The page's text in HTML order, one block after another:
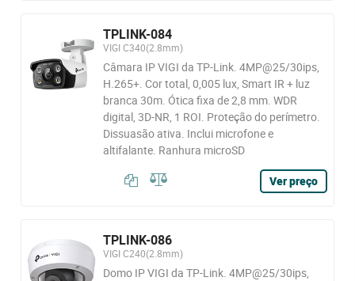
TPLINK-084
VIGI C340(2.8mm)
Câmara IP VIGI da TP-Link. 4MP@25/30ips,
H.265+. Cor total, 0,005 lux, Smart IR + luz
branca 30m. Ótica fixa de 2,8 mm. WDR
digital, 3D-NR, 1 ROI. Proteção do perímetro.
Dissuasão ativa. Inclui microfone e
altifalante. Ranhura microSD
Ver preço
TPLINK-086
VIGI C240(2.8mm)
Domo IP VIGI da TP-Link. 4MP@25/30ips,